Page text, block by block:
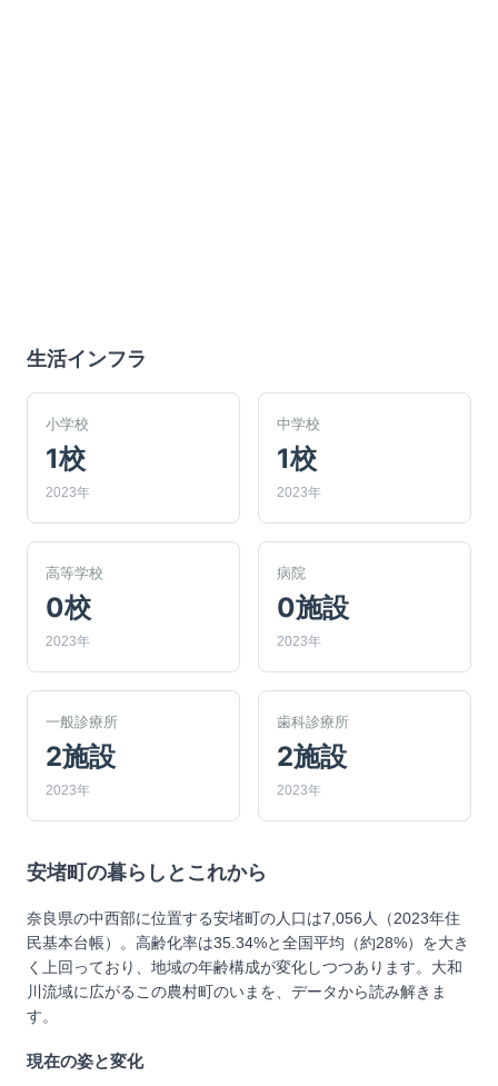
生活インフラ
小学校
1校
2023年
中学校
1校
2023年
高等学校
0校
2023年
病院
0施設
2023年
一般診療所
2施設
2023年
歯科診療所
2施設
2023年
安堵町 の暮らしとこれから
奈良県の中西部に位置する安堵町の人口は7,056人（2023年住
民基本台帳）。高齢化率は35.34%と全国平均（約28%）を大き
く上回っており、地域の年齢構成が変化しつつあります。大和
川流域に広がるこの農村町のいまを、データから読み解きま
す。
現在の姿と変化